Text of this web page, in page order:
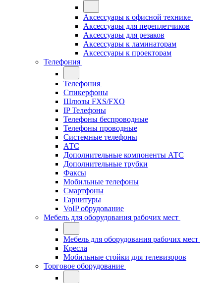
Аксессуары к офисной технике
Аксессуары для переплетчиков
Аксессуары для резаков
Аксессуары к ламинаторам
Аксессуары к проекторам
Телефония
Телефония
Спикерфоны
Шлюзы FXS/FXO
IP Телефоны
Телефоны беспроводные
Телефоны проводные
Системные телефоны
АТС
Дополнительные компоненты АТС
Дополнительные трубки
Факсы
Мобильные телефоны
Смартфоны
Гарнитуры
VoIP обрудование
Мебель для оборудования рабочих мест
Мебель для оборудования рабочих мест
Кресла
Мобильные стойки для телевизоров
Торговое оборудование